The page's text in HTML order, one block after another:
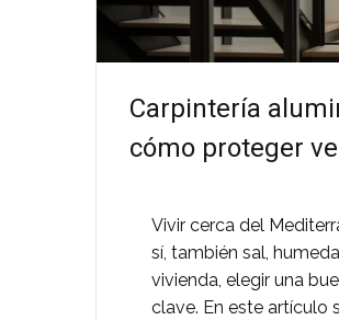
Carpintería
cómo proteger
Vivir cerca del
sí, también sal,
vivienda, elegir una
clave. En este artículo